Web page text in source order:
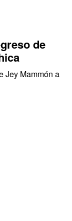
de
Jey Mammón a